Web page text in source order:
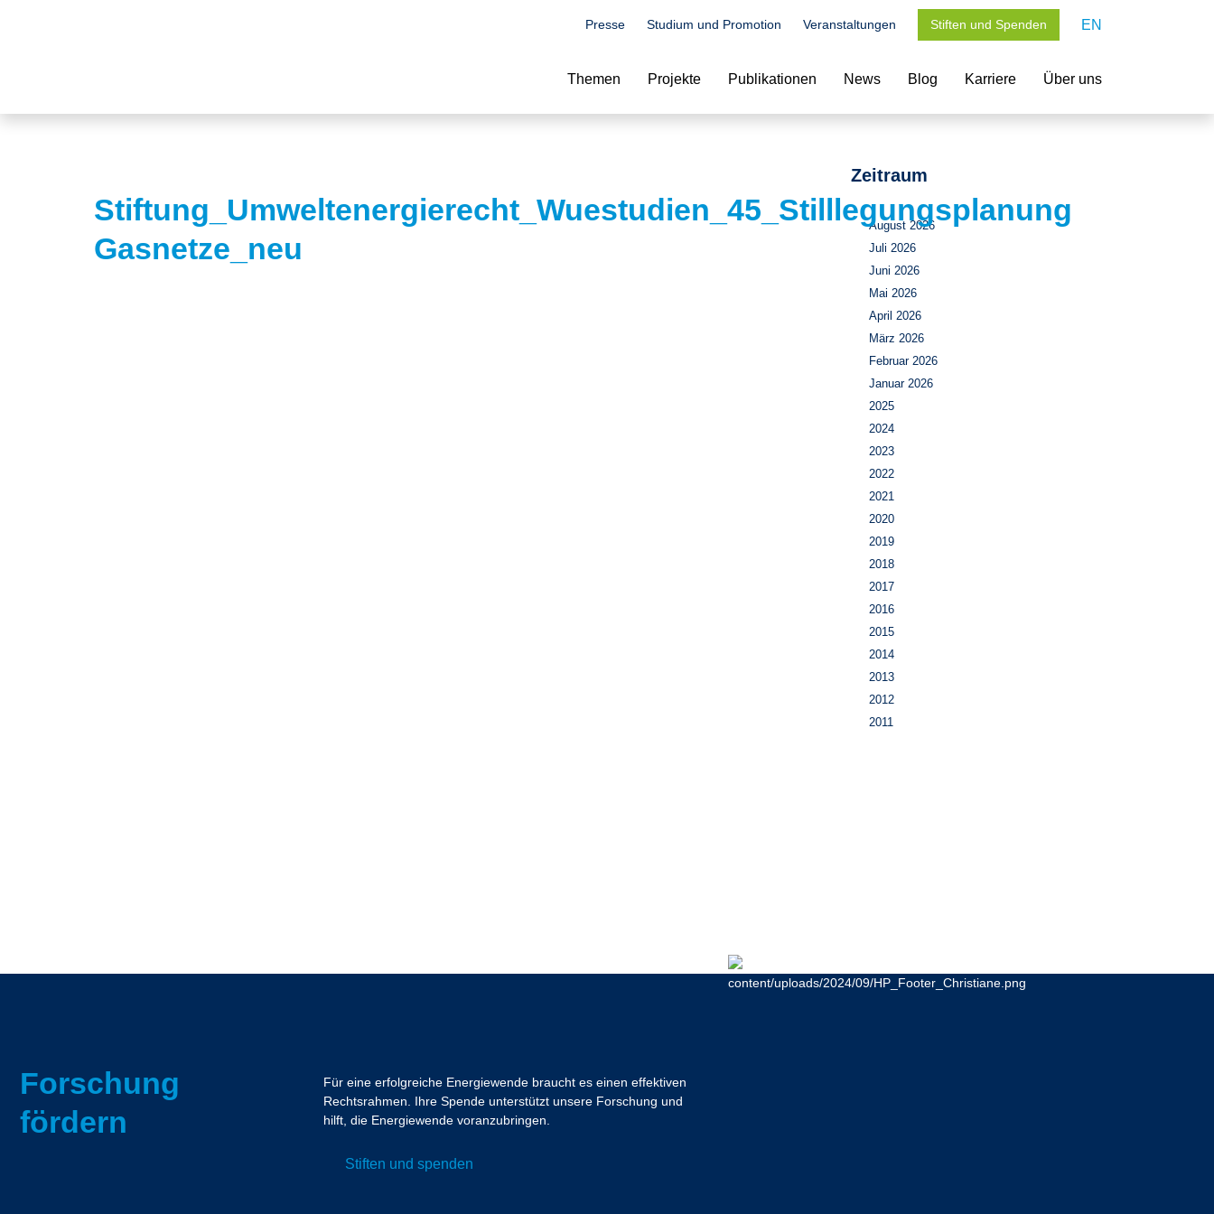
Presse Studium und Promotion Veranstaltungen Stiften und Spenden EN
Themen Projekte Publikationen News Blog Karriere Über uns
Stiftung_Umweltenergierecht_Wuestudien_45_Stilllegungsplanung
Gasnetze_neu
Zeitraum
August 2026
Juli 2026
Juni 2026
Mai 2026
April 2026
März 2026
Februar 2026
Januar 2026
2025
2024
2023
2022
2021
2020
2019
2018
2017
2016
2015
2014
2013
2012
2011
Forschung
fördern
Für eine erfolgreiche Energiewende braucht es einen effektiven
Rechtsrahmen. Ihre Spende unterstützt unsere Forschung und
hilft, die Energiewende voranzubringen.
Stiften und spenden